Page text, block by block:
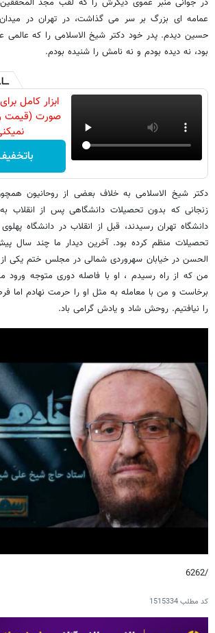
در جوانی منبر عموی دیگرش را که لقب مجد
عمامه ای بزرگ بر سر می گذاشت، در تهران در
حسین دیدم. پدر خود دکتر شیخ الاسلامی را که عالمی
بود، نه دیده بودم و نه نامش را شنیده بودم.
ابزار کامل
صورت (قیمت
دکتر شیخ الاسلامی به خلاف بعضی از روحانیون
زنجانی که بدون تحصیلات دانشگاهی پس از انقلاب
دانشگاه تهران رسیدند، قبل از انقلاب در دانشگاه
تحصیلات منظم کرده بود. آخرین دیدار ما چند
الحسن در خیابان سهروردی شمالی در مجلس ختم یکی از
من که از راه رسیدم ، او با فاصله دوری متوجه
برخاست و من با معامله به مثل او را حرمت نهادم
را نیافتیم. روحش شاد و یادش گرامی باد.
/6262
کد مطلب1515334